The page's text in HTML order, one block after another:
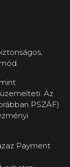
Az
PSZÁF)
Payment